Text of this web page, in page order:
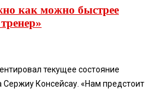
как можно быстрее
текущее состояние
Консейсау. «Нам предстоит